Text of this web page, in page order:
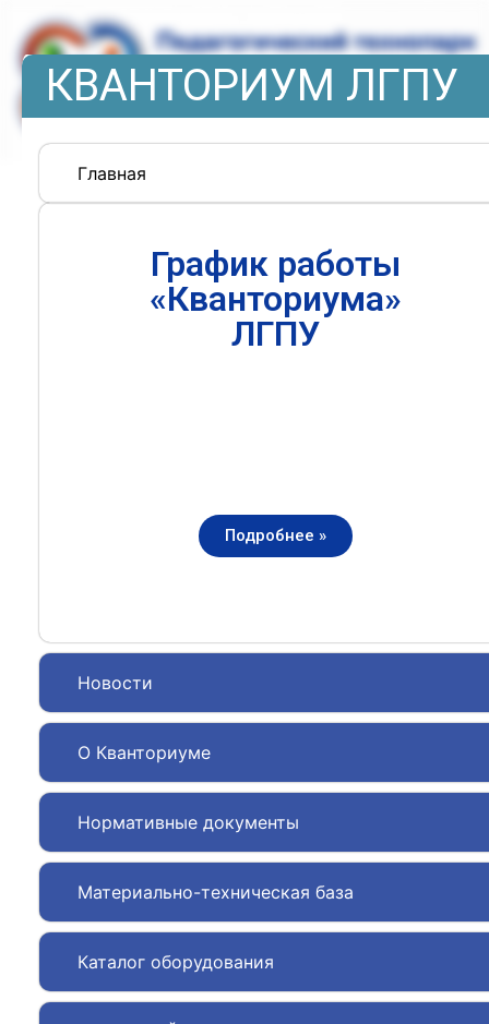
КВАНТОРИУМ ЛГПУ
Главная
Новости
О Кванториуме
Нормативные документы
Материально-техническая база
Каталог оборудования
График работы
«Кванториума»
ЛГПУ
Подробнее »